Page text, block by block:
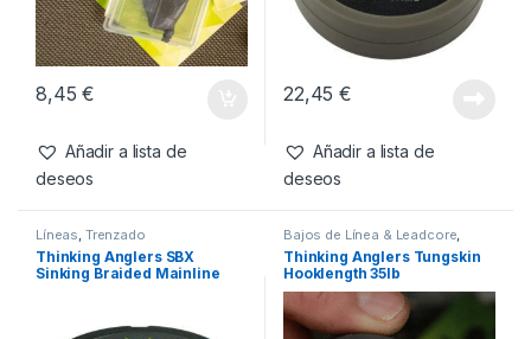
8,45€
Añadir a lista de
deseos
22,45€
Añadir a lista de
deseos
Líneas, Trenzado
Thinking Anglers SBX
Sinking Braided Mainline
Bajos de Línea & Leadcore,
Material Montajes
Thinking Anglers Tungskin
Hooklength 35lb